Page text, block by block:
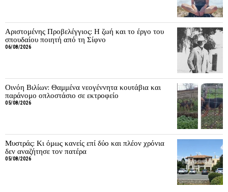
Αριστομένης Προβελέγγιος: Η ζωή και το έργο του
σπουδαίου ποιητή από τη Σίφνο
06/08/2026
Οινόη Βιλίων: Θαμμένα νεογέννητα κουτάβια και
παράνομο οπλοστάσιο σε εκτροφείο
05/08/2026
Μυστράς: Κι όμως κανείς επί δύο και πλέον χρόνια
δεν αναζήτησε τον πατέρα
05/08/2026